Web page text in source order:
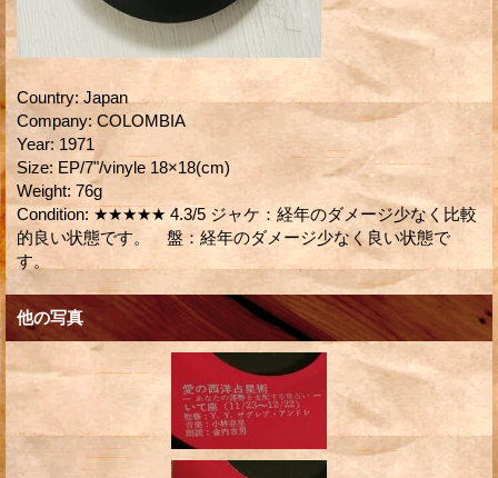
Country: Japan
Company: COLOMBIA
Year: 1971
Size: EP/7"/vinyle 18×18(cm)
Weight: 76g
Condition: ★★★★★ 4.3/5 ジャケ：経年のダメージ少なく比較
的良い状態です。 盤：経年のダメージ少なく良い状態で
す。
他の写真